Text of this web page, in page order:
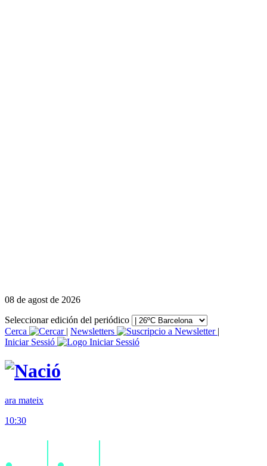
08 de agost de 2026
Seleccionar edición del periódico
Cerca
| Newsletters
|
Iniciar Sessió
ara mateix
10:30